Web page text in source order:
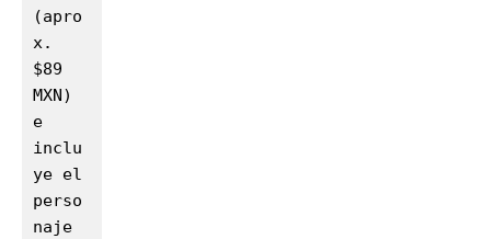
(apro
x.
$89
MXN)
e
inclu
ye el
perso
naje